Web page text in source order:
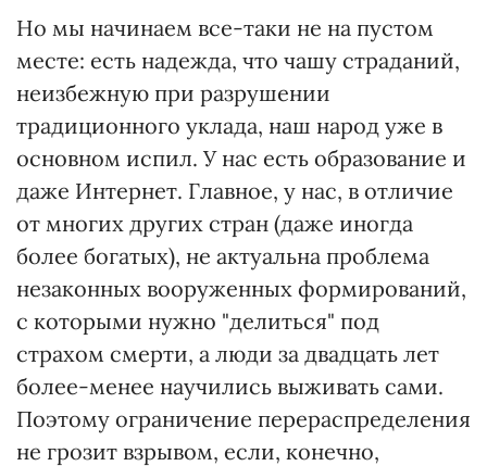
Но мы начинаем все-таки не на пустом
месте: есть надежда, что чашу страданий,
неизбежную при разрушении
традиционного уклада, наш народ уже в
основном испил. У нас есть образование и
даже Интернет. Главное, у нас, в отличие
от многих других стран (даже иногда
более богатых), не актуальна проблема
незаконных вооруженных формирований,
с которыми нужно "делиться" под
страхом смерти, а люди за двадцать лет
более-менее научились выживать сами.
Поэтому ограничение перераспределения
не грозит взрывом, если, конечно,